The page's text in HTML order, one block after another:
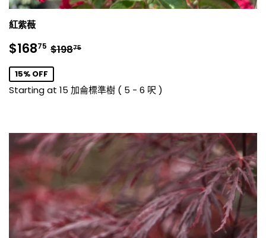
紅紫薇
銷
售
價
格
$16875 $168.75
正常價格
$19875
15% OFF
Starting at 15 加侖標準樹 ( 5 - 6 呎 )